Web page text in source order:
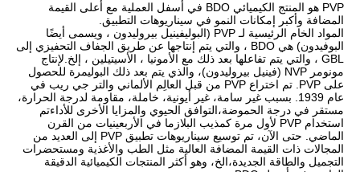
PVP هو المنتج الكيميائي BDO في أسفل العملية مع أعلى القيمة
المضافة وأكبر إمكانات النمو في سيناريوهات التطبيق.
المواد الخام الرئيسية لـ PVP (البوليفينيل بيروليدون ، ويسمى أيضًا
البوفيدون) هي BDO ، والتي يتم إنتاجها عن طريق الجفاف التحفيزي إلى
GBL ، والتي يتم تفاعلها بعد ذلك مع الأمونيا ، الأسيتيلين ، إلخ.لإنتاج
مونومر NVP (فينيل بيروليدون)، والذي يتم بعد ذلك البوليمرة للحصول
على PVP. تم اختراع PVP من قبل العالِم الألماني والتر جي ريب في
عام 1939. بسبب غير سامة، غير أيونية، خاملة، مقاومة لدرجة الحرارة،
مستقر في درجة الحموضة،التوافق الحيوي والمزايا الأخرى للأداءتم
استخدام PVP لأول مرة كمذيب البلازما في الأربعينيات من القرن
الماضي. حتى الآن، تم توسيع سيناريوهات تطبيق PVP إلى العديد من
المجالات ذات القيمة المضافة العالية مثل الطب والأغذية ومستحضرات
التجميل والطاقة الجديدة،الخ، وهو أكثر المنتجات الكيميائية الدقيقة